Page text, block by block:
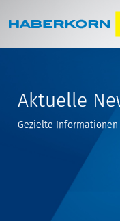
Aktuelle
Gezielte